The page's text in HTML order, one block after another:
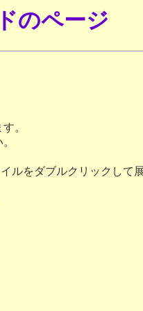
のページ
。
ルをダブルクリックして